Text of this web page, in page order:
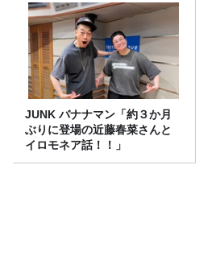
JUNK バナナマン「約３か月
ぶりに登場の近藤春菜さんと
イロモネア話！！」